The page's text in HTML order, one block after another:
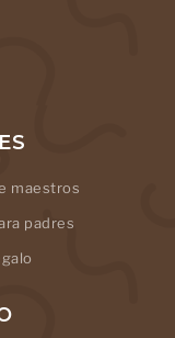
maestros
padres